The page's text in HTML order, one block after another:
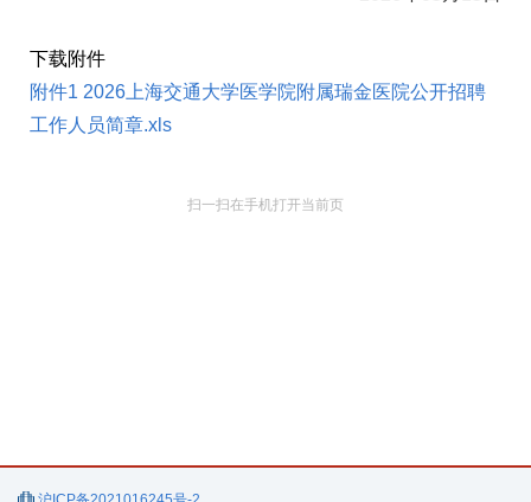
下载附件
附件1 2026上海交通大学医学院附属瑞金医院公开招聘
工作人员简章.xls
扫一扫在手机打开当前页